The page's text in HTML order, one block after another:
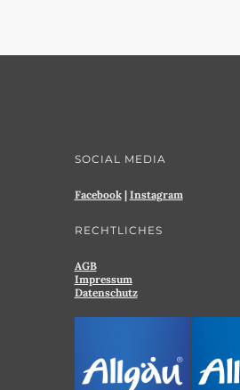
SOCIAL MEDIA
Facebook| Instagram
RECHTLICHES
AGB
Impressum
Datenschutz